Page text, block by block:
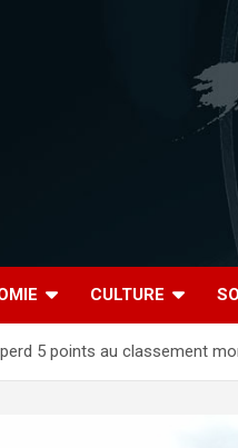
CULTURE
5 points au classement